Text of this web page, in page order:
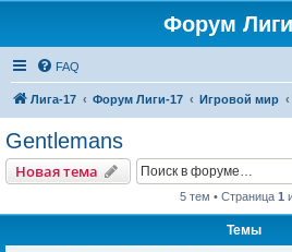
Форум
FAQ
Лига-17 Форум Лиги-17 Игровой мир
Gentlemans
Новая тема
5 тем • Страница 1
Темы